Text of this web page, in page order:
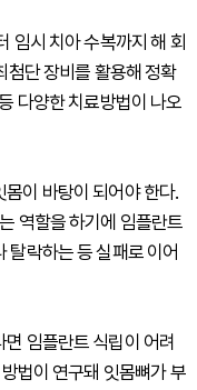
임시 치아 수복까지 해 회
첨단 장비를 활용해 정확
다양한 치료방법이 나오
이 바탕이 되어야 한다.
역할을 하기에 임플란트
탈락하는 등 실패로 이어
임플란트 식립이 어려
법이 연구돼 잇몸뼈가 부